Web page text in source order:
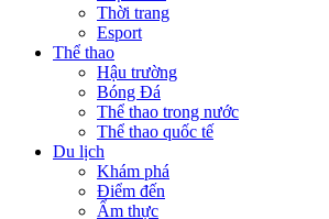
Thời trang
Esport
Thể thao
Hậu trường
Bóng Đá
Thể thao trong nước
Thể thao quốc tế
Du lịch
Khám phá
Điểm đến
Ẩm thực